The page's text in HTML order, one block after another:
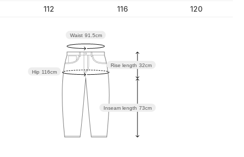
112 116 120
Inseam length 73cm
Rise length 32cm
Hip 116cm
Waist 91.5cm